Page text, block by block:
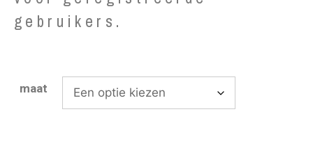
gebruikers.
maat